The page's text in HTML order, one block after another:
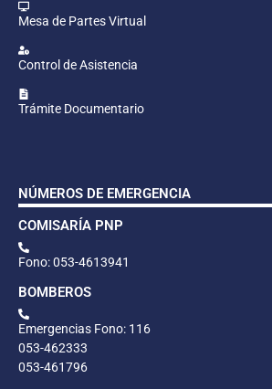
Mesa de Partes Virtual
Control de Asistencia
Trámite Documentario
NÚMEROS DE EMERGENCIA
COMISARÍA PNP
Fono: 053-4613941
BOMBEROS
Emergencias Fono: 116
053-462333
053-461796